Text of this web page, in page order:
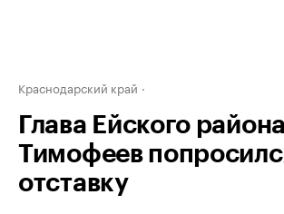
Краснодарский край
Глава Ейского
Тимофеев
отставку